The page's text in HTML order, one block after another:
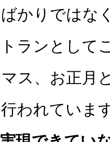
かりではな
ランとして
ス、お正月
われていま